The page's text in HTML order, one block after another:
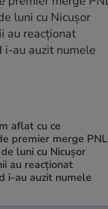
aflat cu ce
premier merge PNL
luni cu Nicușor
au reacționat
i-au auzit numele